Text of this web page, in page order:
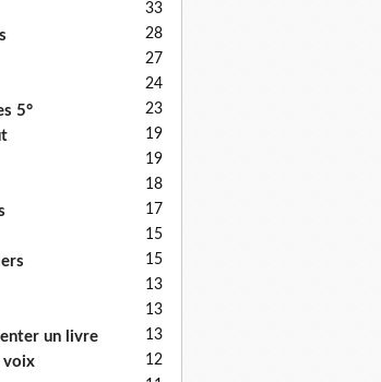
33
28
27
24
5° 23
19
19
18
17
15
15
13
13
un livre 13
voix 12